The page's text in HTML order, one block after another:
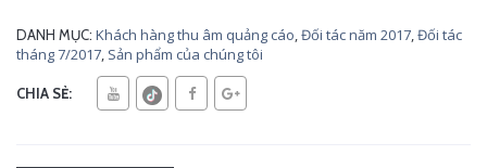
DANH MỤC: Khách hàng thu âm quảng cáo,Đối tác năm 2017,Đối tác
tháng 7/2017, Sản phẩm của chúng tôi
CHIA SẺ: